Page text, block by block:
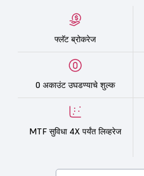
फ्लॅट ब्रोकरेज
0 अकाउंट उघडण्याचे शुल्क
MTF सुविधा 4X पर्यंत लिव्हरेज